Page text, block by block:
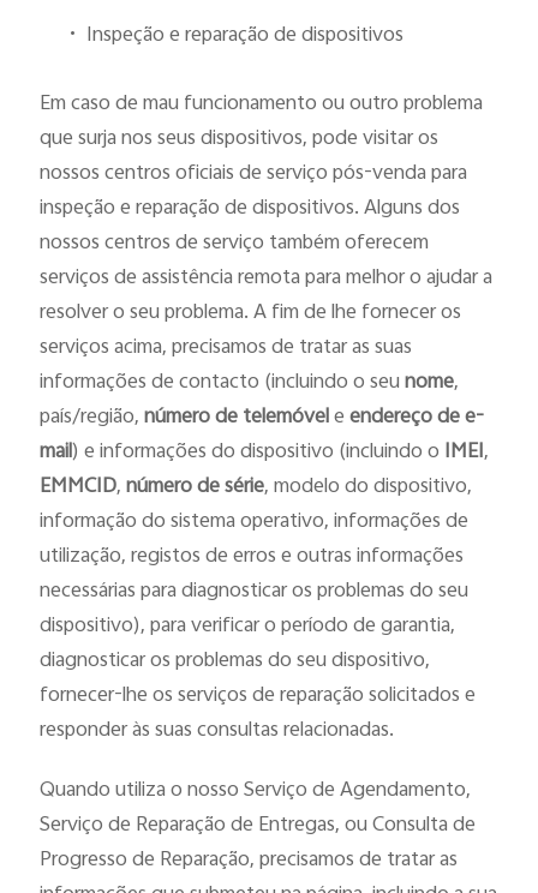
• Inspeção e reparação de dispositivos
Em caso de mau funcionamento ou outro problema
que surja nos seus dispositivos, pode visitar os
nossos centros oficiais de serviço pós-venda para
inspeção e reparação de dispositivos. Alguns dos
nossos centros de serviço também oferecem
serviços de assistência remota para melhor o ajudar a
resolver o seu problema. A fim de lhe fornecer os
serviços acima, precisamos de tratar as suas
informações de contacto (incluindo o seunome,
país/região,número de telemóveleendereço de e-
mail) e informações do dispositivo (incluindo o IMEI,
EMMCID,número de série, modelo do dispositivo,
informação do sistema operativo, informações de
utilização, registos de erros e outras informações
necessárias para diagnosticar os problemas do seu
dispositivo), para verificar o período de garantia,
diagnosticar os problemas do seu dispositivo,
fornecer-lhe os serviços de reparação solicitados e
responder às suas consultas relacionadas.
Quando utiliza o nosso Serviço de Agendamento,
Serviço de Reparação de Entregas, ou Consulta de
Progresso de Reparação, precisamos de tratar as